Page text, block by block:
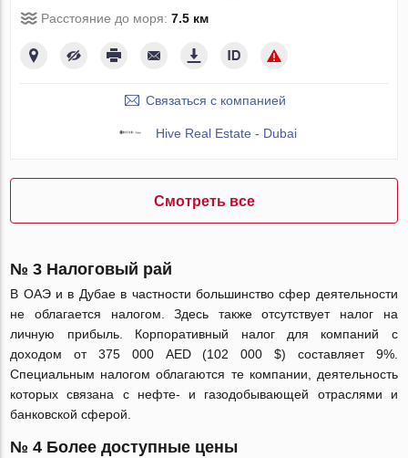
Смотреть все
Расстояние до моря:7.5 км
Связаться с компанией
Hive Real Estate - Dubai
№ 3 Налоговый рай
В ОАЭ и в Дубае в частности большинство сфер деятельности
не облагается налогом. Здесь также отсутствует налог на
личную прибыль. Корпоративный налог для компаний с
доходом от 375 000 AED (102 000 $) составляет 9%.
Специальным налогом облагаются те компании, деятельность
которых связана с нефте- и газодобывающей отраслями и
банковской сферой.
№ 4 Более доступные цены